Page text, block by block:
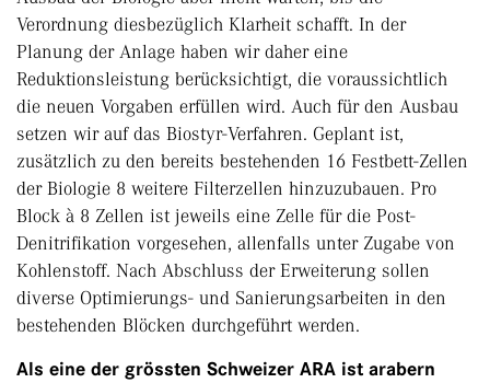
Verordnung diesbezüglich Klarheit schafft. In der
Planung der Anlage haben wir daher eine
Reduktionsleistung berücksichtigt, die voraussichtlich
die neuen Vorgaben erfüllen wird. Auch für den Ausbau
setzen wir auf das Biostyr-Verfahren. Geplant ist,
zusätzlich zu den bereits bestehenden 16 Festbett-Zellen
der Biologie 8 weitere Filterzellen hinzuzubauen. Pro
Block à 8 Zellen ist jeweils eine Zelle für die Post-
Denitrifikation vorgesehen, allenfalls unter Zugabe von
Kohlenstoff. Nach Abschluss der Erweiterung sollen
diverse Optimierungs- und Sanierungsarbeiten in den
bestehenden Blöcken durchgeführt werden.
Als eine der grössten Schweizer ARA ist arabern